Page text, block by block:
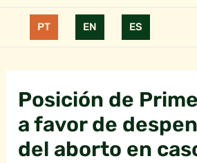
PT EN ES
Posición de
a favor de
del aborto en